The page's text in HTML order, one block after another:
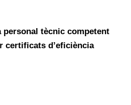
personal tècnic competent
certificats d’eficiència